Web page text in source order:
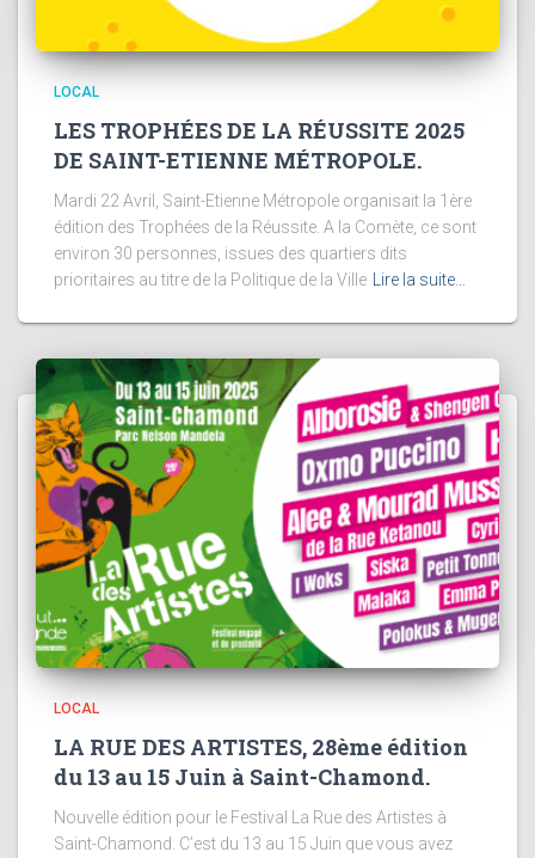
LOCAL
LES TROPHÉES DE LA RÉUSSITE 2025
DE SAINT-ETIENNE MÉTROPOLE.
Mardi 22 Avril, Saint-Etienne Métropole organisait la 1ère
édition des Trophées de la Réussite. A la Comète, ce sont
environ 30 personnes, issues des quartiers dits
prioritaires au titre de la Politique de la Ville Lire la suite…
LOCAL
LA RUE DES ARTISTES, 28ème édition
du 13 au 15 Juin à Saint-Chamond.
Nouvelle édition pour le Festival La Rue des Artistes à
Saint-Chamond. C’est du 13 au 15 Juin que vous avez